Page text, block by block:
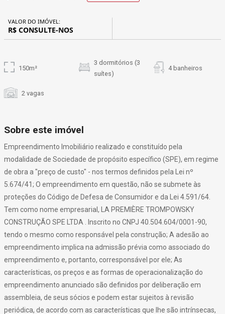
VALOR DO IMÓVEL:
R$ CONSULTE-NOS
150m²
3 dormitórios (3
suítes)
4 banheiros
2 vagas
Sobre este imóvel
Empreendimento Imobiliário realizado e constituído pela
modalidade de Sociedade de propósito específico (SPE), em regime
de obra a "preço de custo" - nos termos definidos pela Lei nº
5.674/41; O empreendimento em questão, não se submete às
proteções do Código de Defesa de Consumidor e da Lei 4.591/64.
Tem como nome empresarial, LA PREMIÈRE TROMPOWSKY
CONSTRUÇÃO SPE LTDA . Inscrito no CNPJ 40.504.604/0001-90,
tendo o mesmo como responsável pela construção; A adesão ao
empreendimento implica na admissão prévia como associado do
empreendimento e, portanto, corresponsável por ele; As
características, os preços e as formas de operacionalização do
empreendimento anunciado são definidos por deliberação em
assembleia, de seus sócios e podem estar sujeitos à revisão
periódica, de acordo com as características que lhe são intrínsecas,